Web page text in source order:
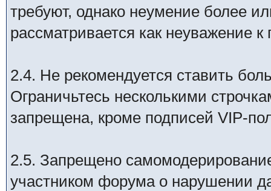
требуют, однако неумение более
рассматривается как неуважение
2.4. Не рекомендуется ставить
Ограничьтесь несколькими
запрещена, кроме подписей VIP-
2.5. Запрещено
участником форума о нарушении